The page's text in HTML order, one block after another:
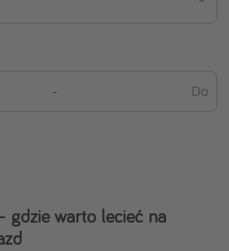
-
gdzie warto lecieć na